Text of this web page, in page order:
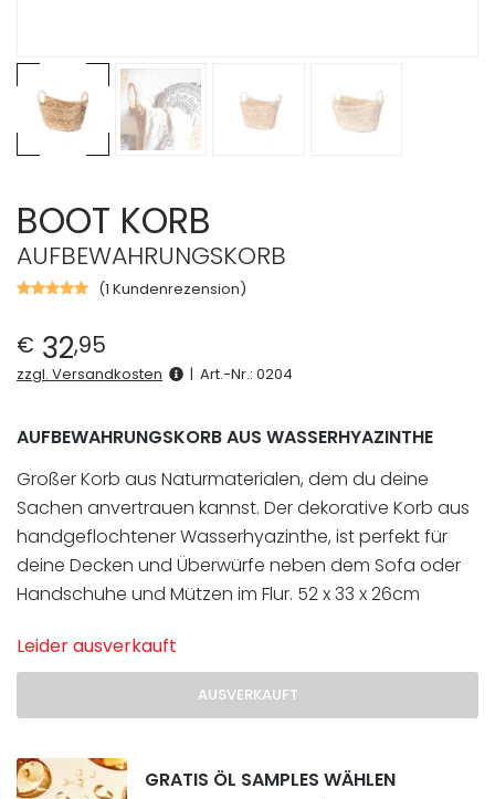
BOOT KORB
AUFBEWAHRUNGSKORB
Bewertet
von
5,
basierend
auf
(1 Kundenrezension)
€ 32,95
zzgl. Versandkosten | Art.-Nr.: 0204
AUFBEWAHRUNGSKORB AUS WASSERHYAZINTHE
Großer Korb aus Naturmaterialen, dem du deine
Sachen anvertrauen kannst. Der dekorative Korb aus
handgeflochtener Wasserhyazinthe, ist perfekt für
deine Decken und Überwürfe neben dem Sofa oder
Handschuhe und Mützen im Flur. 52 x 33 x 26cm
Leider ausverkauft
AUSVERKAUFT
GRATIS ÖL SAMPLES WÄHLEN